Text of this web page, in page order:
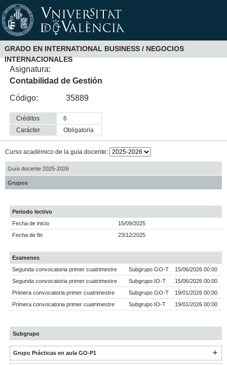
GRADO EN INTERNATIONAL BUSINESS / NEGOCIOS
INTERNACIONALES
Asignatura:
Contabilidad de Gestión
Código:
35889
Créditos
6
Carácter
obligatoria
Curso académico de la guía docente:
Guía docente 2025-2026
Grupos
Periodo lectivo
Fecha de inicio
15/09/2025
Fecha de fin
23/12/2025
Examenes
Segunda convocatoria primer cuatrimestre
Subgrupo GO-T
15/06/2026 00:00
Segunda convocatoria primer cuatrimestre
Subgrupo IO-T
15/06/2026 00:00
Primera convocatoria primer cuatrimestre
Subgrupo GO-T
19/01/2026 00:00
Primera convocatoria primer cuatrimestre
Subgrupo IO-T 19/01/2026 00:00
Subgrupo
Grupo Prácticas en aula GO-P1